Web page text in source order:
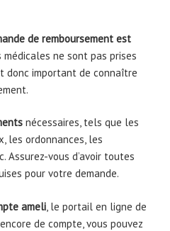
de remboursement est
médicales ne sont pas prises
donc important de connaître
nécessaires, tels que les
les ordonnances, les
Assurez-vous d’avoir toutes
pour votre demande.
ameli, le portail en ligne de
de compte, vous pouvez